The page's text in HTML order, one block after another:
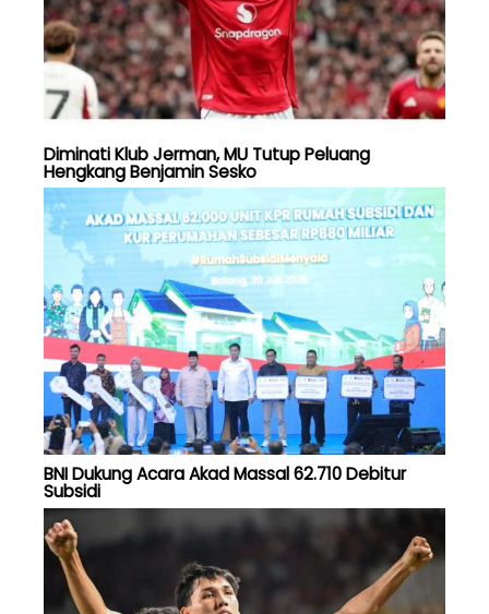
Diminati Klub Jerman, MU Tutup Peluang
Hengkang Benjamin Sesko
BNI Dukung Acara Akad Massal 62.710 Debitur
Subsidi